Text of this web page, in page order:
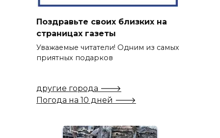
Поздравьте своих близких на
страницах газеты
Уважаемые читатели! Одним из самых
приятных подарков
другие города 🡒
Погода на 10 дней 🡒